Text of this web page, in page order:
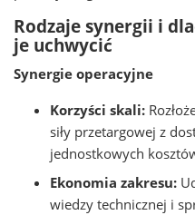
Rodzaje synergii i
je uchwycić
Synergie operacyjne
Korzyści skali:
siły przetargowej z
jednostkowych
Ekonomia zakresu:
wiedzy technicznej i